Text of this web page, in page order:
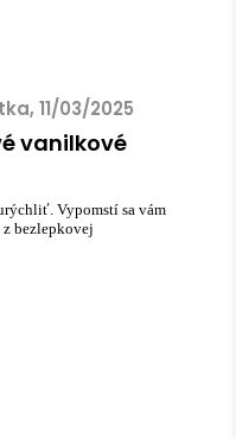
11/03/2025
vanilkové
Vypomstí sa vám
bezlepkovej